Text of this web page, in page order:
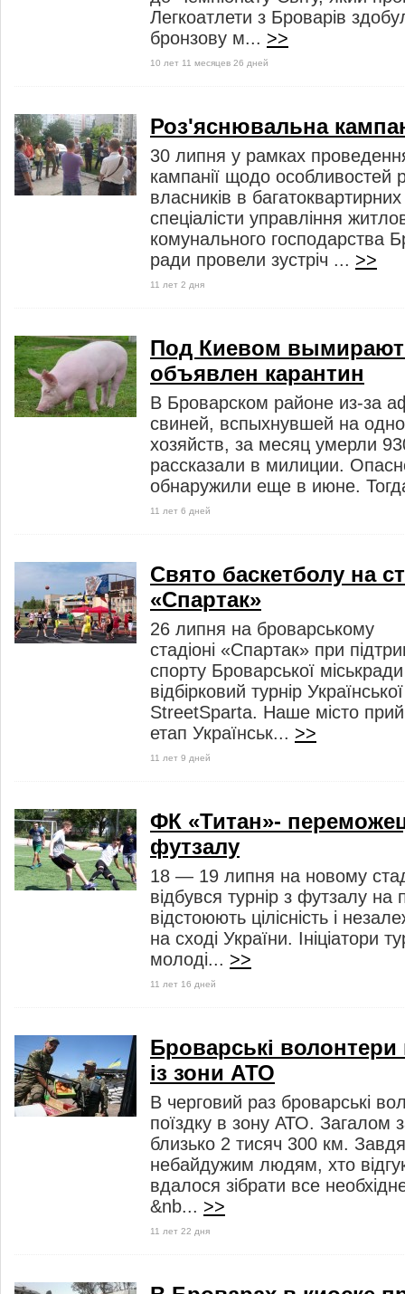
Легкоатлети з Броварів
бронзову м... >>
10 лет 11 месяцев 26 дней
Роз'яснювальна
30 липня у рамках
кампанії щодо особливостей
власників в
спеціалісти управління
комунального господарства
ради провели зустріч ... >>
11 лет 2 дня
Под Киевом
объявлен карантин
В Броварском районе из-за
свиней, вспыхнувшей на
хозяйств, за месяц умерли
рассказали в милиции.
обнаружили еще в июне.
11 лет 6 дней
Свято баскетболу на
«Спартак»
26 липня на броварському
стадіоні «Спартак» при
спорту Броварської
відбірковий турнір
StreetSparta. Наше місто
етап Українськ... >>
11 лет 9 дней
ФК «Титан»-
футзалу
18 — 19 липня на новому
відбувся турнір з футзалу на
відстоюють цілісність і
на сході України. Ініціатори
молоді... >>
11 лет 16 дней
Броварські
із зони АТО
В черговий раз броварські
поїздку в зону АТО. Загалом
близько 2 тисяч 300 км.
небайдужим людям, хто
вдалося зібрати все
&nb... >>
11 лет 22 дня